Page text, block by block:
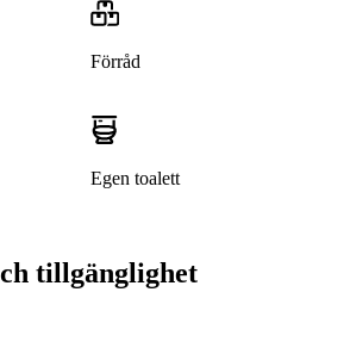
Förråd
Egen toalett
tillgänglighet